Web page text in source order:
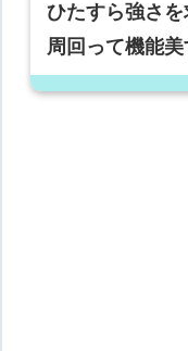
ひたすら強さ
周回って機能